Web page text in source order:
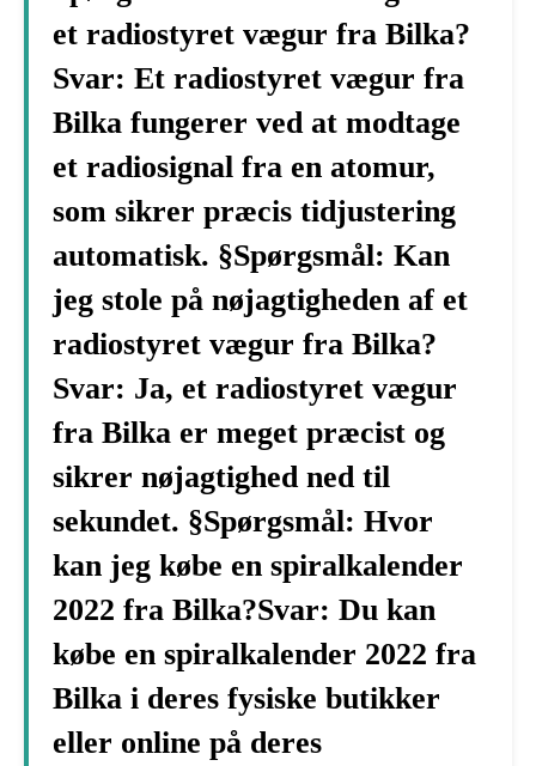
et radiostyret vægur fra Bilka?
Svar: Et radiostyret vægur fra
Bilka fungerer ved at modtage
et radiosignal fra en atomur,
som sikrer præcis tidjustering
automatisk. §Spørgsmål: Kan
jeg stole på nøjagtigheden af et
radiostyret vægur fra Bilka?
Svar: Ja, et radiostyret vægur
fra Bilka er meget præcist og
sikrer nøjagtighed ned til
sekundet. §Spørgsmål: Hvor
kan jeg købe en spiralkalender
2022 fra Bilka?Svar: Du kan
købe en spiralkalender 2022 fra
Bilka i deres fysiske butikker
eller online på deres